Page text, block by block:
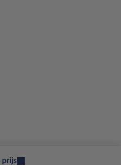
prijs